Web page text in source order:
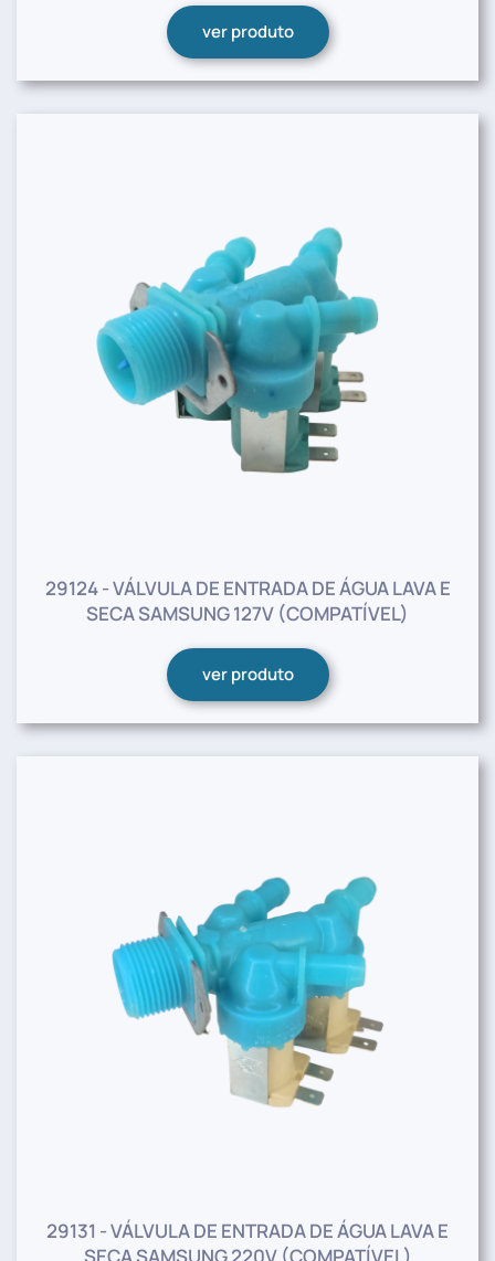
ver produto
29124 - VÁLVULA DE ENTRADA DE ÁGUA LAVA E
SECA SAMSUNG 127V (COMPATÍVEL)
ver produto
29131 - VÁLVULA DE ENTRADA DE ÁGUA LAVA E